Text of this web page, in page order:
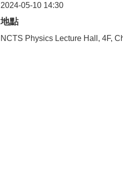
2024-05-10 14:30
地點
NCTS Physics Lecture Hall, 4F,